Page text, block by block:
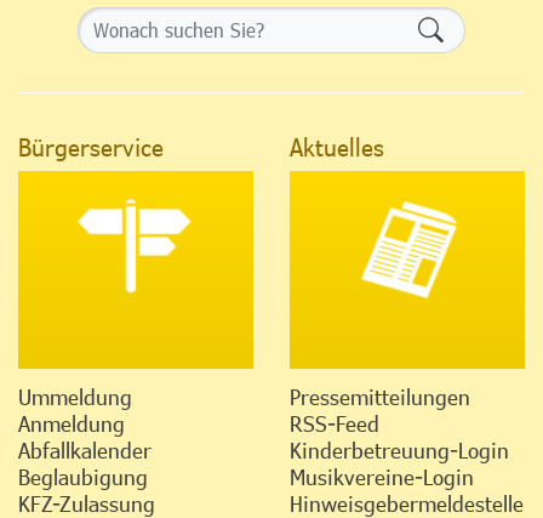
Bürgerservice
Ummeldung
Anmeldung
Abfallkalender
Beglaubigung
KFZ-Zulassung
Aktuelles
Pressemitteilungen
RSS-Feed
Kinderbetreuung-Login
Musikvereine-Login
Hinweisgebermeldestelle